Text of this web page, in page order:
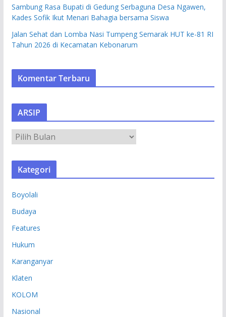
Sambung Rasa Bupati di Gedung Serbaguna Desa Ngawen,
Kades Sofik Ikut Menari Bahagia bersama Siswa
Jalan Sehat dan Lomba Nasi Tumpeng Semarak HUT ke-81 RI
Tahun 2026 di Kecamatan Kebonarum
Komentar Terbaru
ARSIP
R
S
Kategori
Boyolali
Budaya
Features
Hukum
Karanganyar
Klaten
KOLOM
Nasional